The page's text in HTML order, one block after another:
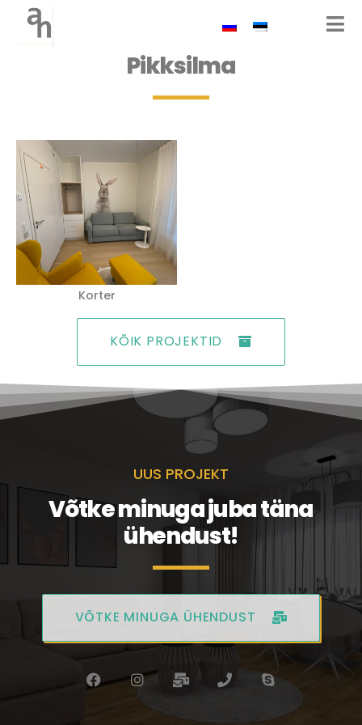
Pikksilma
Korter
KÕIK PROJEKTID
UUS PROJEKT
Võtke minuga juba täna
ühendust!
VÕTKE MINUGA ÜHENDUST